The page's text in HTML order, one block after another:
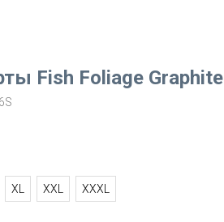
Fish Foliage Graphite
XL XXL XXXL